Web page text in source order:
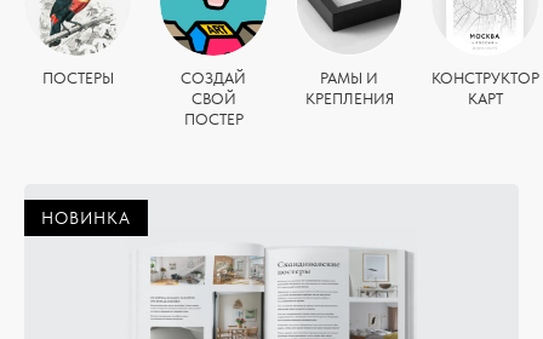
ПОСТЕРЫ
СОЗДАЙ
СВОЙ
ПОСТЕР
РАМЫ И
КРЕПЛЕНИЯ
КОНСТРУКТОР
КАРТ
НОВИНКА